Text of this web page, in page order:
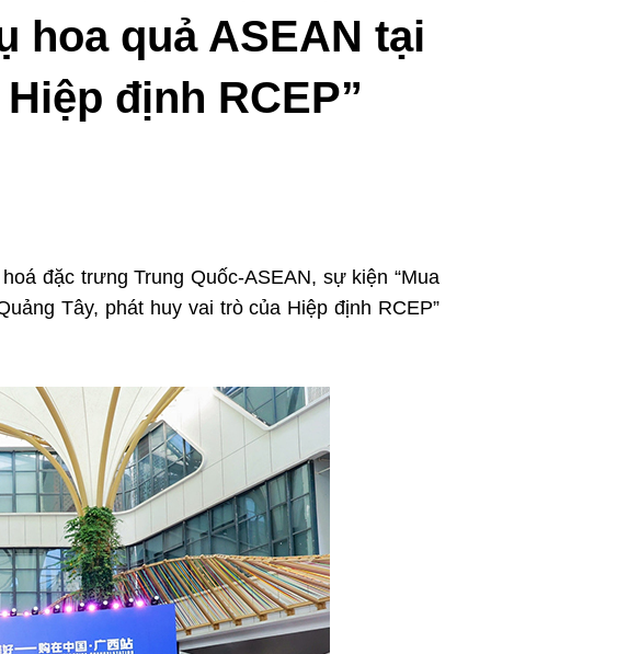
Русский
عربي
Kiswahili
Italiano
ภาษาไทย
Bahasa Melayu
Ελληνικά
Tiếng Việt
اردو
हिन्दी
hoa quả ASEAN tại
định RCEP”
đặc trưng Trung Quốc-ASEAN, sự kiện “Mua
Tây, phát huy vai trò của Hiệp định RCEP”